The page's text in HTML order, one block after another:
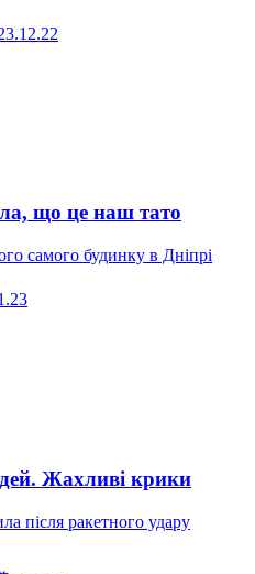
що це наш тато
самого будинку в Дніпрі
Жахливі крики
після ракетного удару